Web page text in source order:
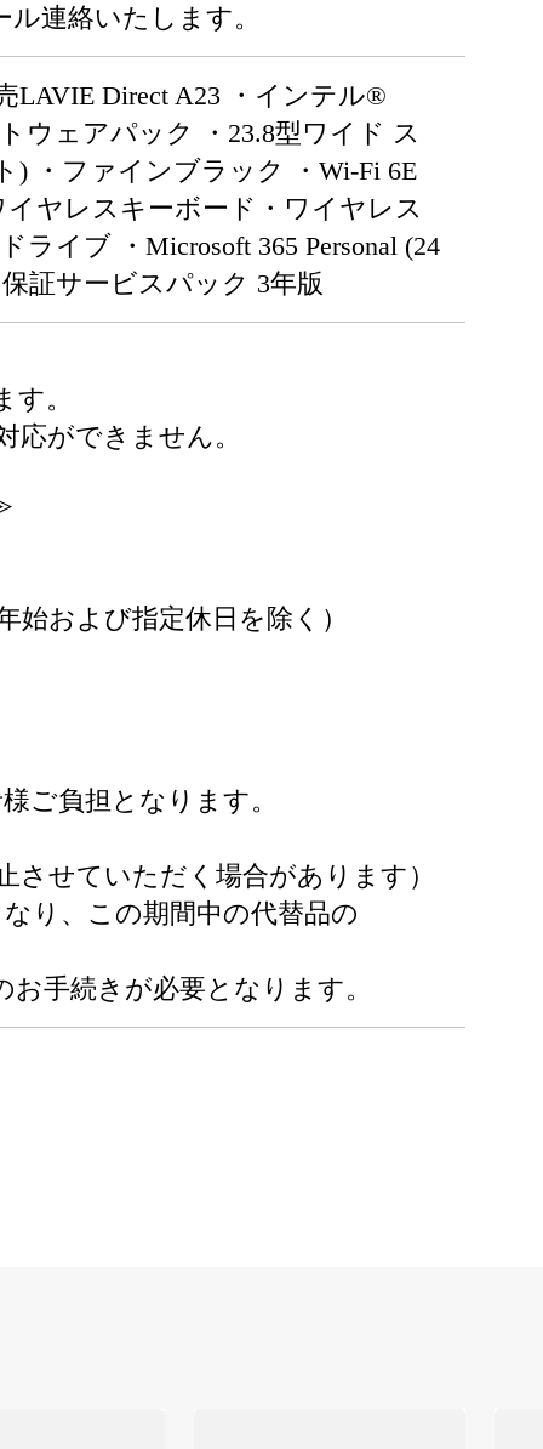
連絡いたします。
LAVIE Direct A23 ・インテル®
ウェアパック ・23.8型ワイド ス
) ・ファインブラック ・Wi-Fi 6E
イヤレスキーボード・ワイヤレス
ライブ ・Microsoft 365 Personal (24
証サービスパック 3年版
。
ができません。
および指定休日を除く）
負担となります。
ていただく場合があります）
り、この期間中の代替品の
続きが必要となります。